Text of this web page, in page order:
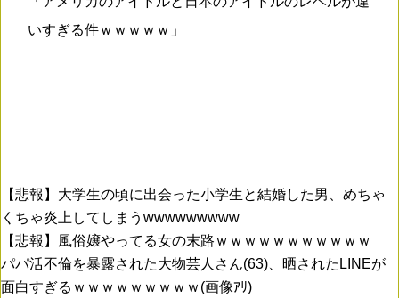
いすぎる件ｗｗｗｗｗ」
【悲報】大学生の頃に出会った小学生と結婚した男、めちゃ
くちゃ炎上してしまうwwwwwwwww
【悲報】風俗嬢やってる女の末路ｗｗｗｗｗｗｗｗｗｗｗ
パパ活不倫を暴露された大物芸人さん(63)、晒されたLINEが
面白すぎるｗｗｗｗｗｗｗｗｗ(画像ｱﾘ)